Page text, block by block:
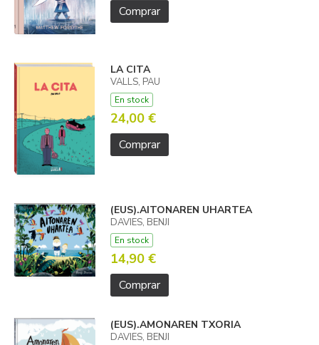
Comprar
LA CITA
VALLS, PAU
En stock
24,00 €
Comprar
(EUS).AITONAREN UHARTEA
DAVIES, BENJI
En stock
14,90 €
Comprar
(EUS).AMONAREN TXORIA
DAVIES, BENJI